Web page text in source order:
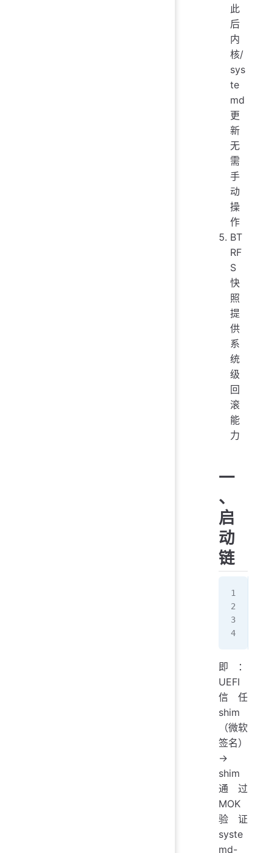
此
后
内
核/
sys
te
md
更
新
无
需
手
动
操
作
BT
RF
S
快
照
提
供
系
统
级
回
滚
能
力
一
、
启
动
链
即：
UEFI
信任
shim
（微软
签名）
→
shim
通过
MOK
验证
syste
md-